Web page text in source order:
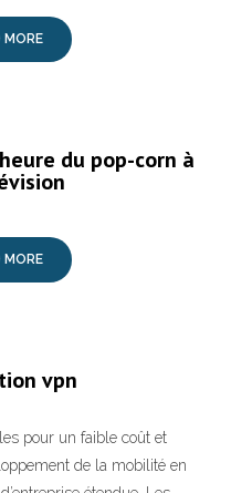
MORE
du pop-corn à
MORE
vpn
pour un faible coût et
de la mobilité en